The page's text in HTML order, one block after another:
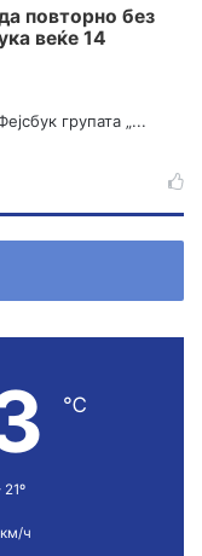
повторно без
веќе 14
групата „...
℃
21º
ч